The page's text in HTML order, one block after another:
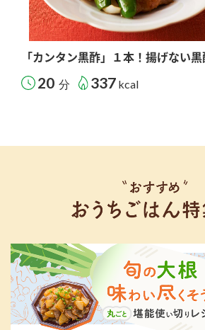
「カンタン黒酢」１本！揚げない
20 分 337 kcal